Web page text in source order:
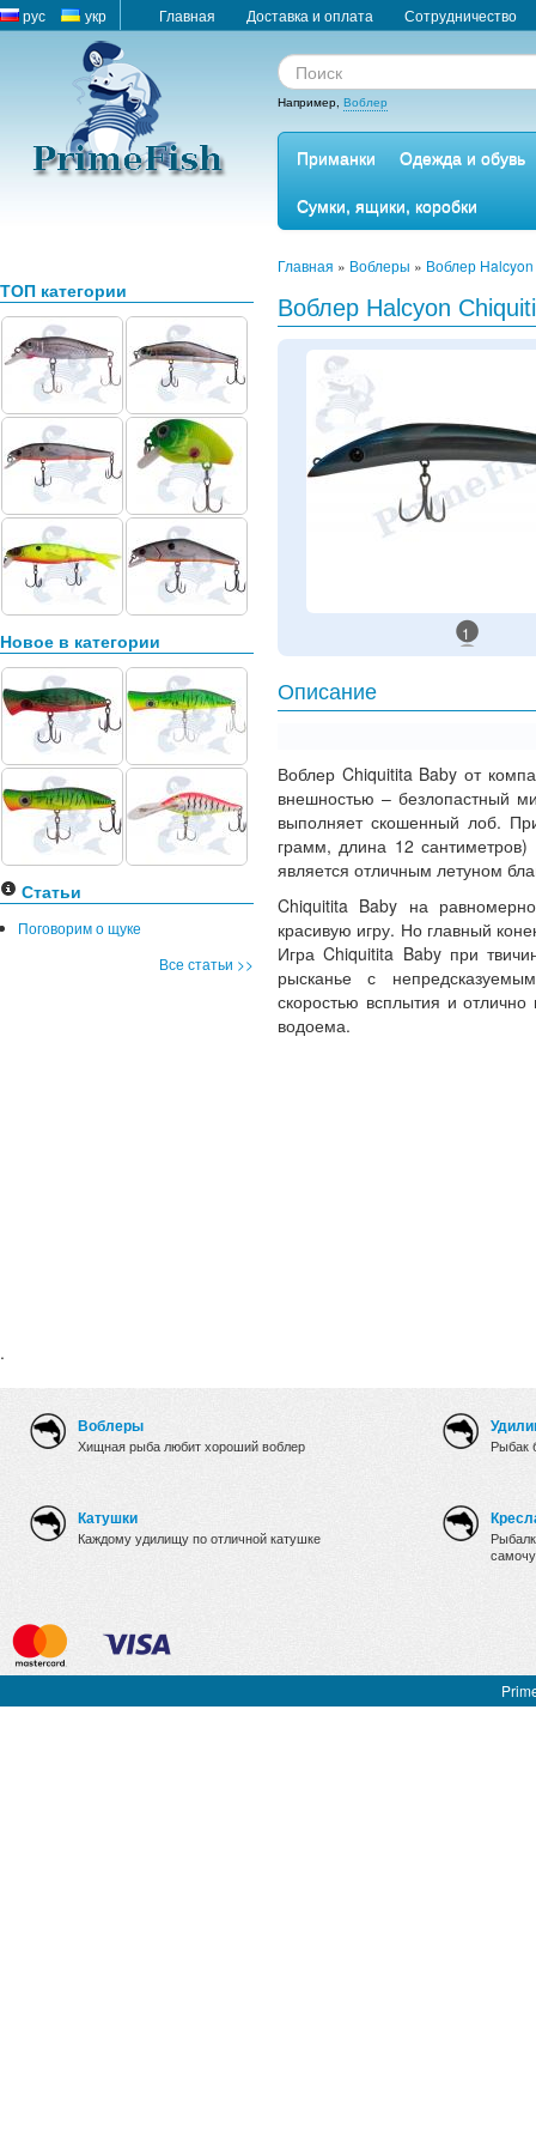
рус укр Главная Доставка и оплата Сотрудничество
Например, Воблер
Приманки
Одежда и обувь
Сумки, ящики, коробки
ТОП категории
Новое в категории
Статьи
Поговорим о щуке
Все статьи >>
.
Главная » Воблеры » Воблер
Воблер Halcyon
1
Описание
Воблер Chiquitita Baby от
внешностью – безлопастный
выполняет скошенный лоб.
грамм, длина 12
является отличным летуном
Chiquitita Baby на
красивую игру. Но главный
Игра Chiquitita Baby при
рысканье с
скоростью всплытия и
водоема.
Воблеры
Хищная рыба любит хороший воблер
Катушки
Каждому удилищу по отличной катушке
Рыбак